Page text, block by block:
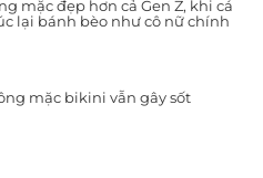
mặc đẹp hơn cả Gen Z, khi cá
lại bánh bèo như cô nữ chính
mặc bikini vẫn gây sốt